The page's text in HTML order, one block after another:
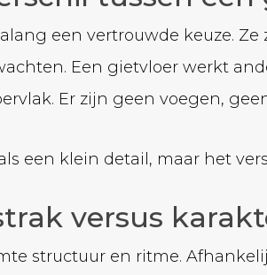
een vertrouwde keuze.
Een gietvloer werkt
Er zijn geen voegen,
een klein detail, maar het
versus
structuur en ritme.